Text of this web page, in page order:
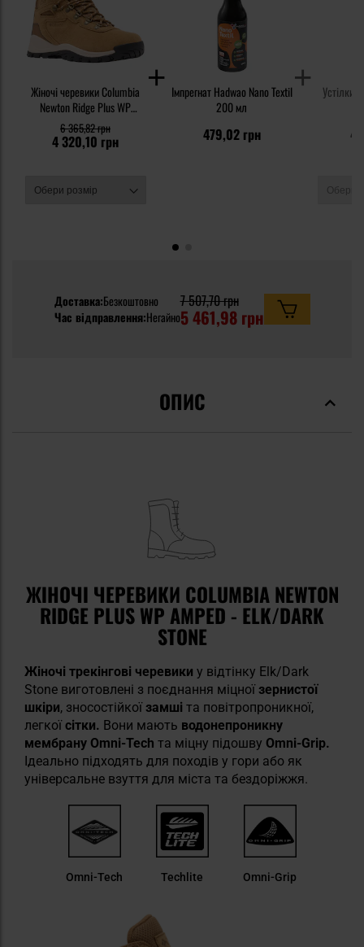
Жіночі черевики Columbia
Newton Ridge Plus WP
Amped - Elk/Dark Stone
4 320,10 грн
6 365,82 грн
Імпрегнат Hadwao Nano Textil
200 мл
479,02 грн
Устілки
Доставка:Безкоштовно
Час відправлення:Негайно
7 507,70 грн
5 461,98 грн
ОПИС
ЖІНОЧІ ЧЕРЕВИКИ COLUMBIA NEWTON
RIDGE PLUS WP AMPED - ELK/DARK
STONE
Жіночі трекінгові черевики у відтінку Elk/Dark
Stone виготовлені з поєднання міцноїзернистої
шкіри, зносостійкоїзамші та повітропроникної,
легкоїсітки. Вони мають водонепроникну
мембрану Omni-Tech та міцну підошву Omni-Grip.
Ідеально підходять для походів у гори або як
універсальне взуття для міста та бездоріжжя.
Omni-Tech Techlite Omni-Grip